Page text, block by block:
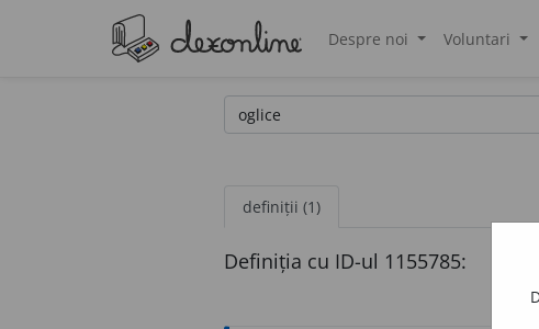
Despre noi Voluntari
definiții (1)
Definiția cu ID-ul 1155785: